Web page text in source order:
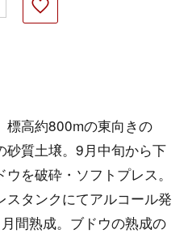
標高約800mの東向きの
砂質土壌。9月中旬から下
を破砕・ソフトプレス。
タンクにてアルコール発
間熟成。ブドウの熟成の